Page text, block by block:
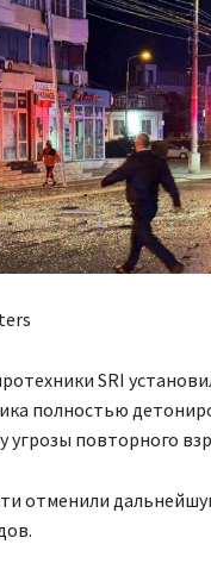
SRI
полностью
угрозы повторного
отменили